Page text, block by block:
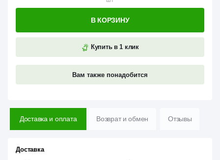
Купить в 1 клик
Вам также понадобится
В КОРЗИНУ
Доставка и оплата Возврат и обмен Отзывы
Доставка